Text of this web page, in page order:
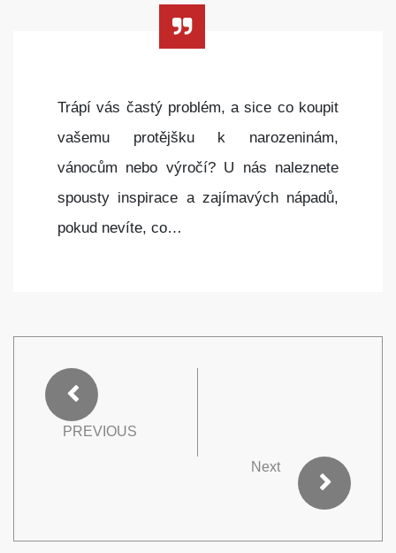
Trápí vás častý problém, a sice co koupit
vašemu protějšku k narozeninám,
vánocům nebo výročí? U nás naleznete
spousty inspirace a zajímavých nápadů,
pokud nevíte, co…
PREVIOUS
Next